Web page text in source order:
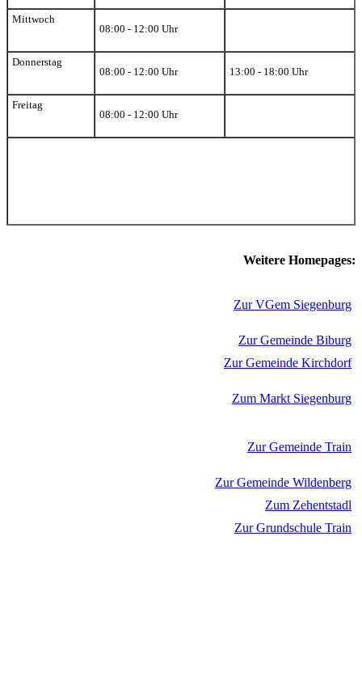
Mittwoch
08:00 - 12:00 Uhr
Donnerstag
08:00 - 12:00 Uhr
13:00 - 18:00 Uhr
Freitag
08:00 - 12:00 Uhr
Weitere Homepages:
Zur VGem Siegenburg
Zur Gemeinde Biburg
Zur Gemeinde Kirchdorf
Zum Markt Siegenburg
Zur Gemeinde Train
Zur Gemeinde Wildenberg
Zum Zehentstadl
Zur Grundschule Train